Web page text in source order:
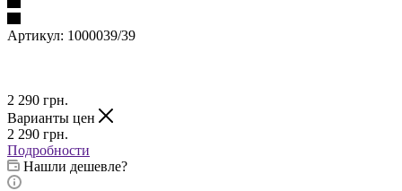
Артикул: 1000039/39
2 290 грн.
Варианты цен
2 290 грн.
Подробности
Нашли дешевле?